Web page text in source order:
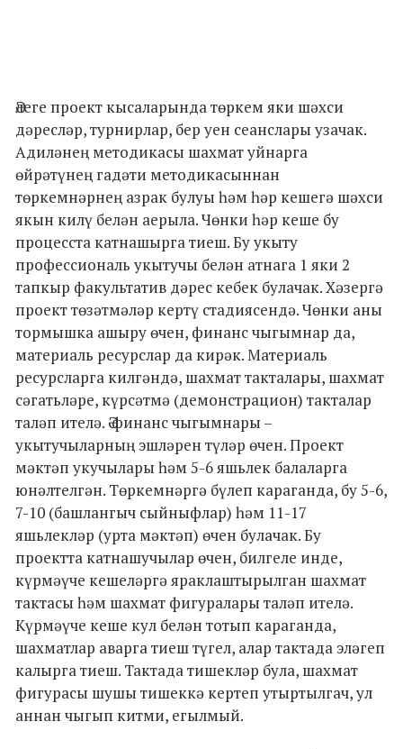
Әлеге проект кысаларында төркем яки шәхси
дәресләр, турнирлар, бер уен сеанслары узачак.
Адиләнең методикасы шахмат уйнарга
өйрәтүнең гадәти методикасыннан
төркемнәрнең азрак булуы һәм һәр кешегә шәхси
якын килү белән аерыла. Чөнки һәр кеше бу
процесста катнашырга тиеш. Бу укыту
профессиональ укытучы белән атнага 1 яки 2
тапкыр факультатив дәрес кебек булачак. Хәзергә
проект төзәтмәләр кертү стадиясендә. Чөнки аны
тормышка ашыру өчен, финанс чыгымнар да,
материаль ресурслар да кирәк. Материаль
ресурсларга килгәндә, шахмат такталары, шахмат
сәгатьләре, күрсәтмә (демонстрацион) такталар
таләп ителә. Ә финанс чыгымнары –
укытучыларның эшләрен түләр өчен. Проект
мәктәп укучылары һәм 5-6 яшьлек балаларга
юнәлтелгән. Төркемнәргә бүлеп караганда, бу 5-6,
7-10 (башлангыч сыйныфлар) һәм 11-17
яшьлекләр (урта мәктәп) өчен булачак. Бу
проектта катнашучылар өчен, билгеле инде,
күрмәүче кешеләргә яраклаштырылган шахмат
тактасы һәм шахмат фигуралары таләп ителә.
Күрмәүче кеше кул белән тотып караганда,
шахматлар аварга тиеш түгел, алар тактада эләгеп
калырга тиеш. Тактада тишекләр була, шахмат
фигурасы шушы тишеккә кертеп утыртылгач, ул
аннан чыгып китми, егылмый.